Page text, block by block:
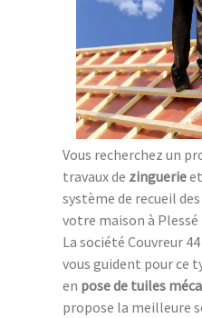
Vous recherchez un
travaux de zinguerie
système de recueil
votre maison à
La société Couvreur
vous guident pour ce
en pose de tuiles
propose la meilleure